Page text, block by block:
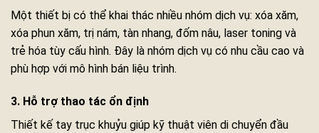
Một thiết bị có thể khai thác nhiều nhóm dịch vụ: xóa xăm,
xóa phun xăm, trị nám, tàn nhang, đốm nâu, laser toning và
trẻ hóa tùy cấu hình. Đây là nhóm dịch vụ có nhu cầu cao và
phù hợp với mô hình bán liệu trình.
3. Hỗ trợ thao tác ổn định
Thiết kế tay trục khuỷu giúp kỹ thuật viên di chuyển đầu